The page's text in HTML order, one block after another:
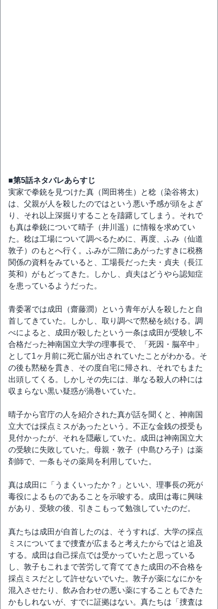
■第5話ネタバレあらすじ
実家で拳銃を見つけた真（岡田将生）と稔（染谷将太）
は、父親が人を殺したのではという悪い予感が頭をよぎ
り、それ以上深掘りすることを躊躇してしまう。それで
も真は拳銃について晴子（井川遥）に情報を求めてい
た。稔は工場について調べるために、再度、ふみ（仙道
敦子）のもとへ行く。ふみが二階にあがったすきに税務
関係の資料をみていると、工場長だった夫・貞夫（長江
英和）がもどってきた。しかし、貞夫はどうやら認知症
を患っているようだった。
青委署では成田（齋藤潤）という青年が人を殺したと自
首してきていた。しかし、取り調べで黙秘を続ける。調
べによると、成田が殺したという一条は成田が受験し不
合格だった神南国立大学の理事長で、「死因・脳卒中」
として1ヶ月前に死亡届が出されていたことがわかる。そ
の後も黙秘を貫き、その度自宅に帰され、それでもまた
出頭してくる。しかしその先には、単なる殺人の枠には
収まらない黒い疑惑が渦巻いていた。
晴子から官庁の人を紹介された真が話を聞くと、神南国
立大では採点ミスがあったという。不正な金銭の授受も
見付かったが、それを隠蔽していた。成田は神南国立大
の受験に失敗していた。母親・敦子（中島ひろ子）は薬
剤師で、一条もその薬局を利用していた。
真は成田に「うまくいったか？」といい、理事長の死が
毒役によるものであることを示唆する。成田は毒に興味
があり、受験の後、引きこもって勉強していたのだ。
真たちは成田が自首したのは、そうすれば、大学の採点
ミスについてまで捜査が広まると考えたからではと追及
する。成田は自己採点では受かっていたと思っている
し、敦子もこれまで苦労して育ててきた成田の不合格を
採点ミスだとして許せないでいた。敦子が薬になにかを
混入させたり、飲み合わせの悪い薬にすることもできた
かもしれないが、すでに証拠はない。真たちは「捜査は